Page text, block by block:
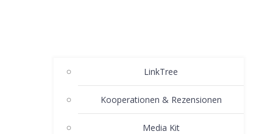
LinkTree
Kooperationen & Rezensionen
Media Kit